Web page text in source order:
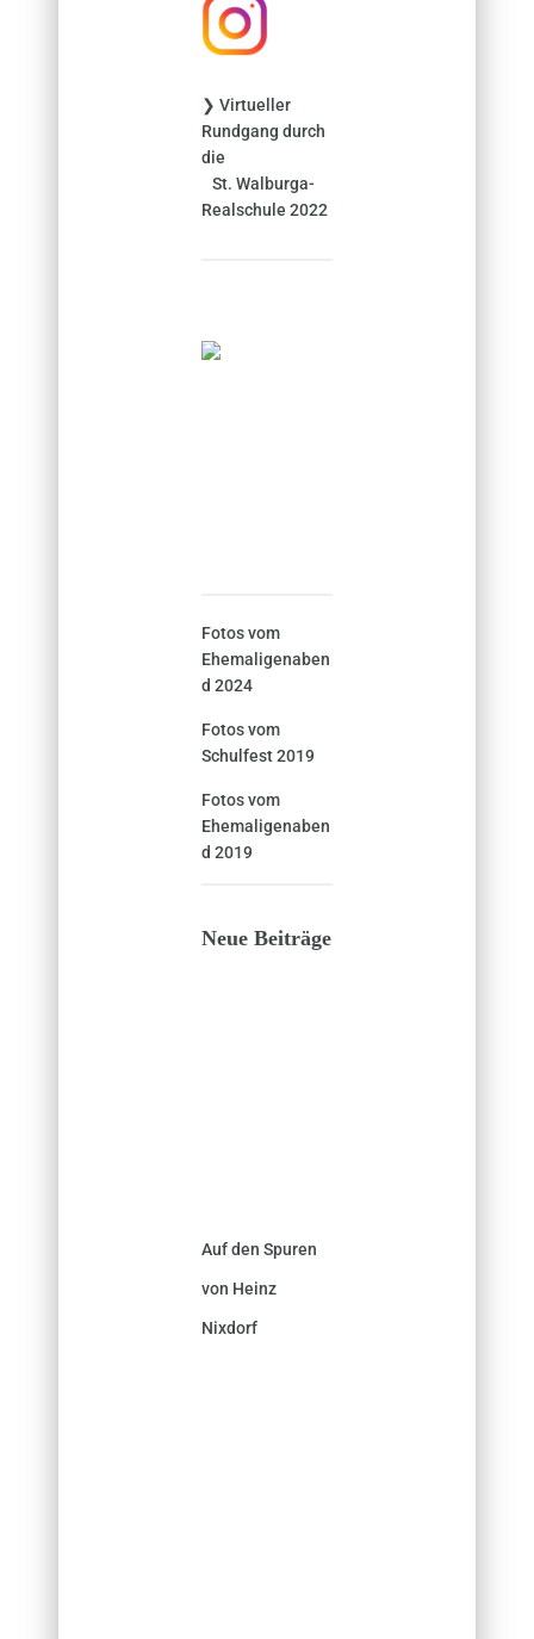
❯ Virtueller
Rundgang durch
die
St. Walburga-
Realschule 2022
Fotos vom
Ehemaligenaben
d 2024
Fotos vom
Schulfest 2019
Fotos vom
Ehemaligenaben
d 2019
Neue Beiträge
Auf den Spuren
von Heinz
Nixdorf